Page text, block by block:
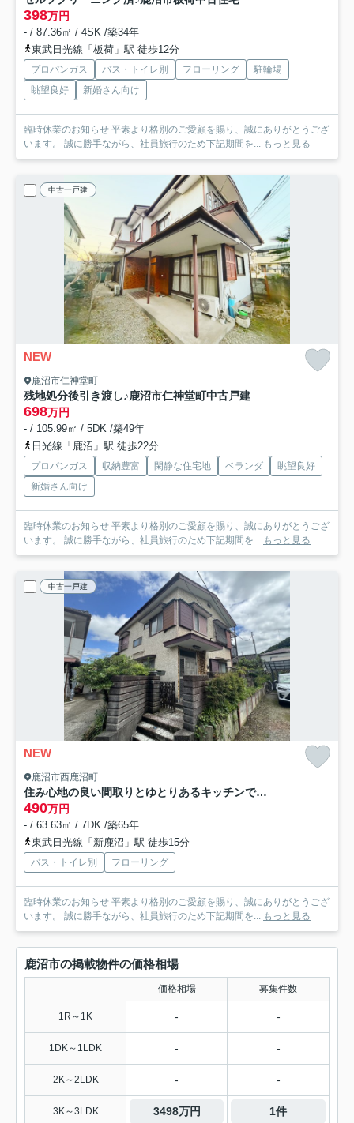
398万円
- / 87.36㎡ / 4SK /築34年
東武日光線「板荷」駅 徒歩12分
プロパンガス バス・トイレ別 フローリング
駐輪場
眺望良好
新婚さん向け
臨時休業のお知らせ 平素より格別のご愛顧を賜り、誠にありがとうござ
います。 誠に勝手ながら、社員旅行のため下記期間を... もっと見る
中古一戸建
NEW
鹿沼市仁神堂町
残地処分後引き渡し♪鹿沼市仁神堂町中古戸建
698万円
- / 105.99㎡ / 5DK /築49年
日光線「鹿沼」駅 徒歩22分
プロパンガス 収納豊富 閑静な住宅地 ベランダ
眺望良好
新婚さん向け
臨時休業のお知らせ 平素より格別のご愛顧を賜り、誠にありがとうござ
います。 誠に勝手ながら、社員旅行のため下記期間を... もっと見る
中古一戸建
NEW
鹿沼市西鹿沼町
住み心地の良い間取りとゆとりあるキッチンで新生活♪西鹿沼町
490万円
- / 63.63㎡ / 7DK /築65年
東武日光線「新鹿沼」駅 徒歩15分
バス・トイレ別 フローリング
臨時休業のお知らせ 平素より格別のご愛顧を賜り、誠にありがとうござ
います。 誠に勝手ながら、社員旅行のため下記期間を... もっと見る
鹿沼市の掲載物件の価格相場
価格相場 募集件数
1R～1K - -
1DK～1LDK - -
2K～2LDK - -
3K～3LDK 3498万円 1件